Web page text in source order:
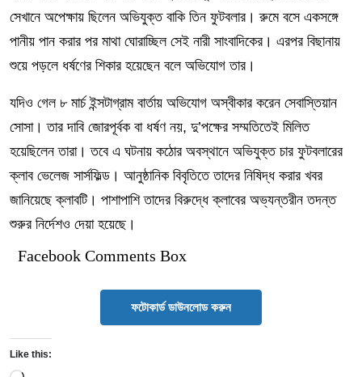
সেখানে অপেক্ষায় ছিলেন অভিযুক্ত বাকি তিন ফুটবলার। রুমে বসে একসঙ্গে
পানীয় পান করার পর মাথা ঘোরাচ্ছিল সেই নারী সাংবাদিকের। এরপর বিছানায়
শুয়ে পড়লে ধর্ষণের শিকার হয়েছেন বলে অভিযোগ তার।
যদিও গেল ৮ মার্চ ইন্সটাগ্রাম বার্তায় অভিযোগ অস্বীকার করেন সেবাস্তিয়ান
সোসা। তার দাবি জোরপূর্বক বা ধর্ষণ নয়, দু’পক্ষের সম্মতিতেই মিলিত
হয়েছিলেন তারা। তবে এ ঘটনায় কঠোর অবস্থানে অভিযুক্ত চার ফুটবলারের
ক্লাব ভেলেজ সার্সফিল্ড। আনুষ্ঠানিক বিবৃতিতে তাদের নিষিদ্ধ করার খবর
জানিয়েছে ক্লাবটি। পাশাপাশি তাদের বিরুদ্ধে ক্লাবের অভ্যন্তরীন তদন্ত
শুরুর নির্দেশও দেয়া হয়েছে।
Facebook Comments Box
ফটোকার্ড ডাউনলোড করুন
Like this: